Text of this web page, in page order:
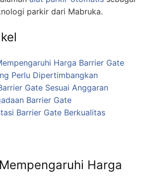
parkir dari Mabruka.
Harga Barrier Gate
Perlu Dipertimbangkan
Gate Sesuai Anggaran
Barrier Gate
Barrier Gate Berkualitas
Harga